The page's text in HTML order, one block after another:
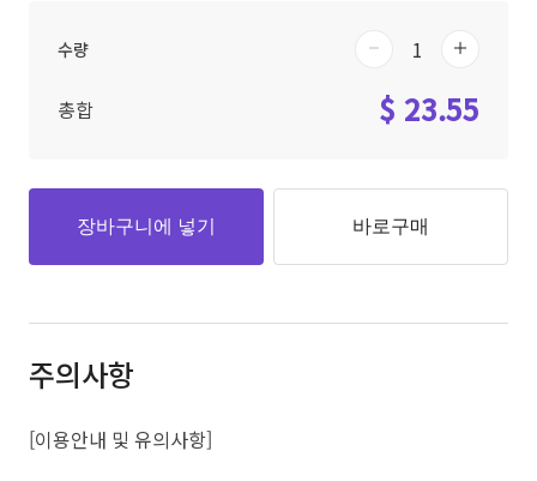
수량
총합 $ 23.55
장바구니에 넣기 바로구매
주의사항
[이용안내 및 유의사항]